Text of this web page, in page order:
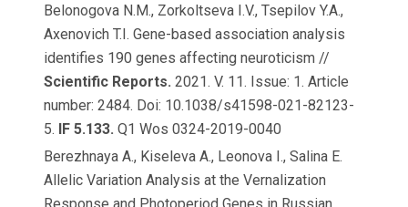
Belonogova N.M., Zorkoltseva I.V., Tsepilov Y.A.,
Axenovich T.I. Gene-based association analysis
identifies 190 genes affecting neuroticism //
Scientific Reports. 2021. V. 11. Issue: 1. Article
number: 2484. Doi: 10.1038/s41598-021-82123-
5. IF 5.133. Q1 Wos 0324-2019-0040
Berezhnaya A., Kiseleva A., Leonova I., Salina E.
Allelic Variation Analysis at the Vernalization